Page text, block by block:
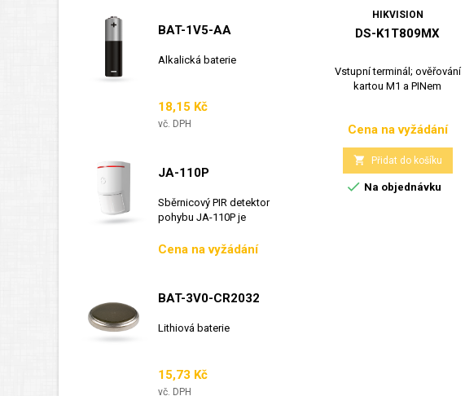
BAT-1V5-AA
Alkalická baterie
Cena
18,15 Kč
vč. DPH
JA-110P
Sběrnicový PIR detektor
pohybu JA-110P je
Cena
Cena na vyžádání
BAT-3V0-CR2032
Lithiová baterie
Cena
15,73 Kč
vč. DPH
HIKVISION
DS-K1T809MX
Vstupní terminál; ověřování
kartou M1 a PINem
Cena
Cena na vyžádání
 Přidat do košíku
 Na objednávku